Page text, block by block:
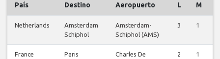
País Destino Aeropuerto L M
Netherlands
Amsterdam
Schiphol
Amsterdam-
Schiphol (AMS)
3 1
France
Paris
Charles De
2 1